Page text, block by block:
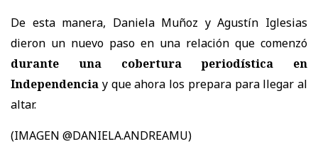
De esta manera, Daniela Muñoz y Agustín Iglesias
dieron un nuevo paso en una relación que comenzó
durante una cobertura periodística en
Independencia y que ahora los prepara para llegar al
altar.
(IMAGEN @DANIELA.ANDREAMU)